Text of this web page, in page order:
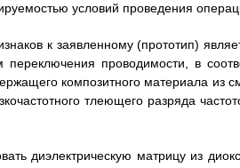
условий проведения
к заявленному (прототип)
проводимости, в
композитного материала из
тлеющего разряда
диэлектрическую матрицу из